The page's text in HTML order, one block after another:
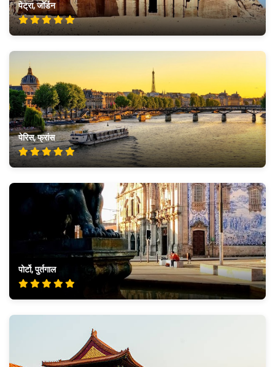
पेट्रा, जॉर्डन
पेरिस, फ्रांस
पोर्टो, पुर्तगाल